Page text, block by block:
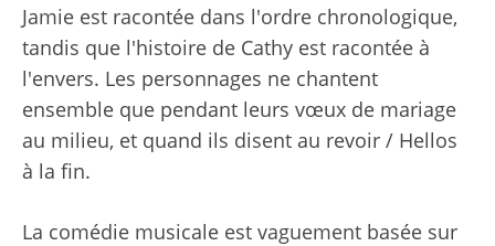
Jamie est racontée dans l'ordre chronologique,
tandis que l'histoire de Cathy est racontée à
l'envers. Les personnages ne chantent
ensemble que pendant leurs vœux de mariage
au milieu, et quand ils disent au revoir / Hellos
à la fin.
La comédie musicale est vaguement basée sur